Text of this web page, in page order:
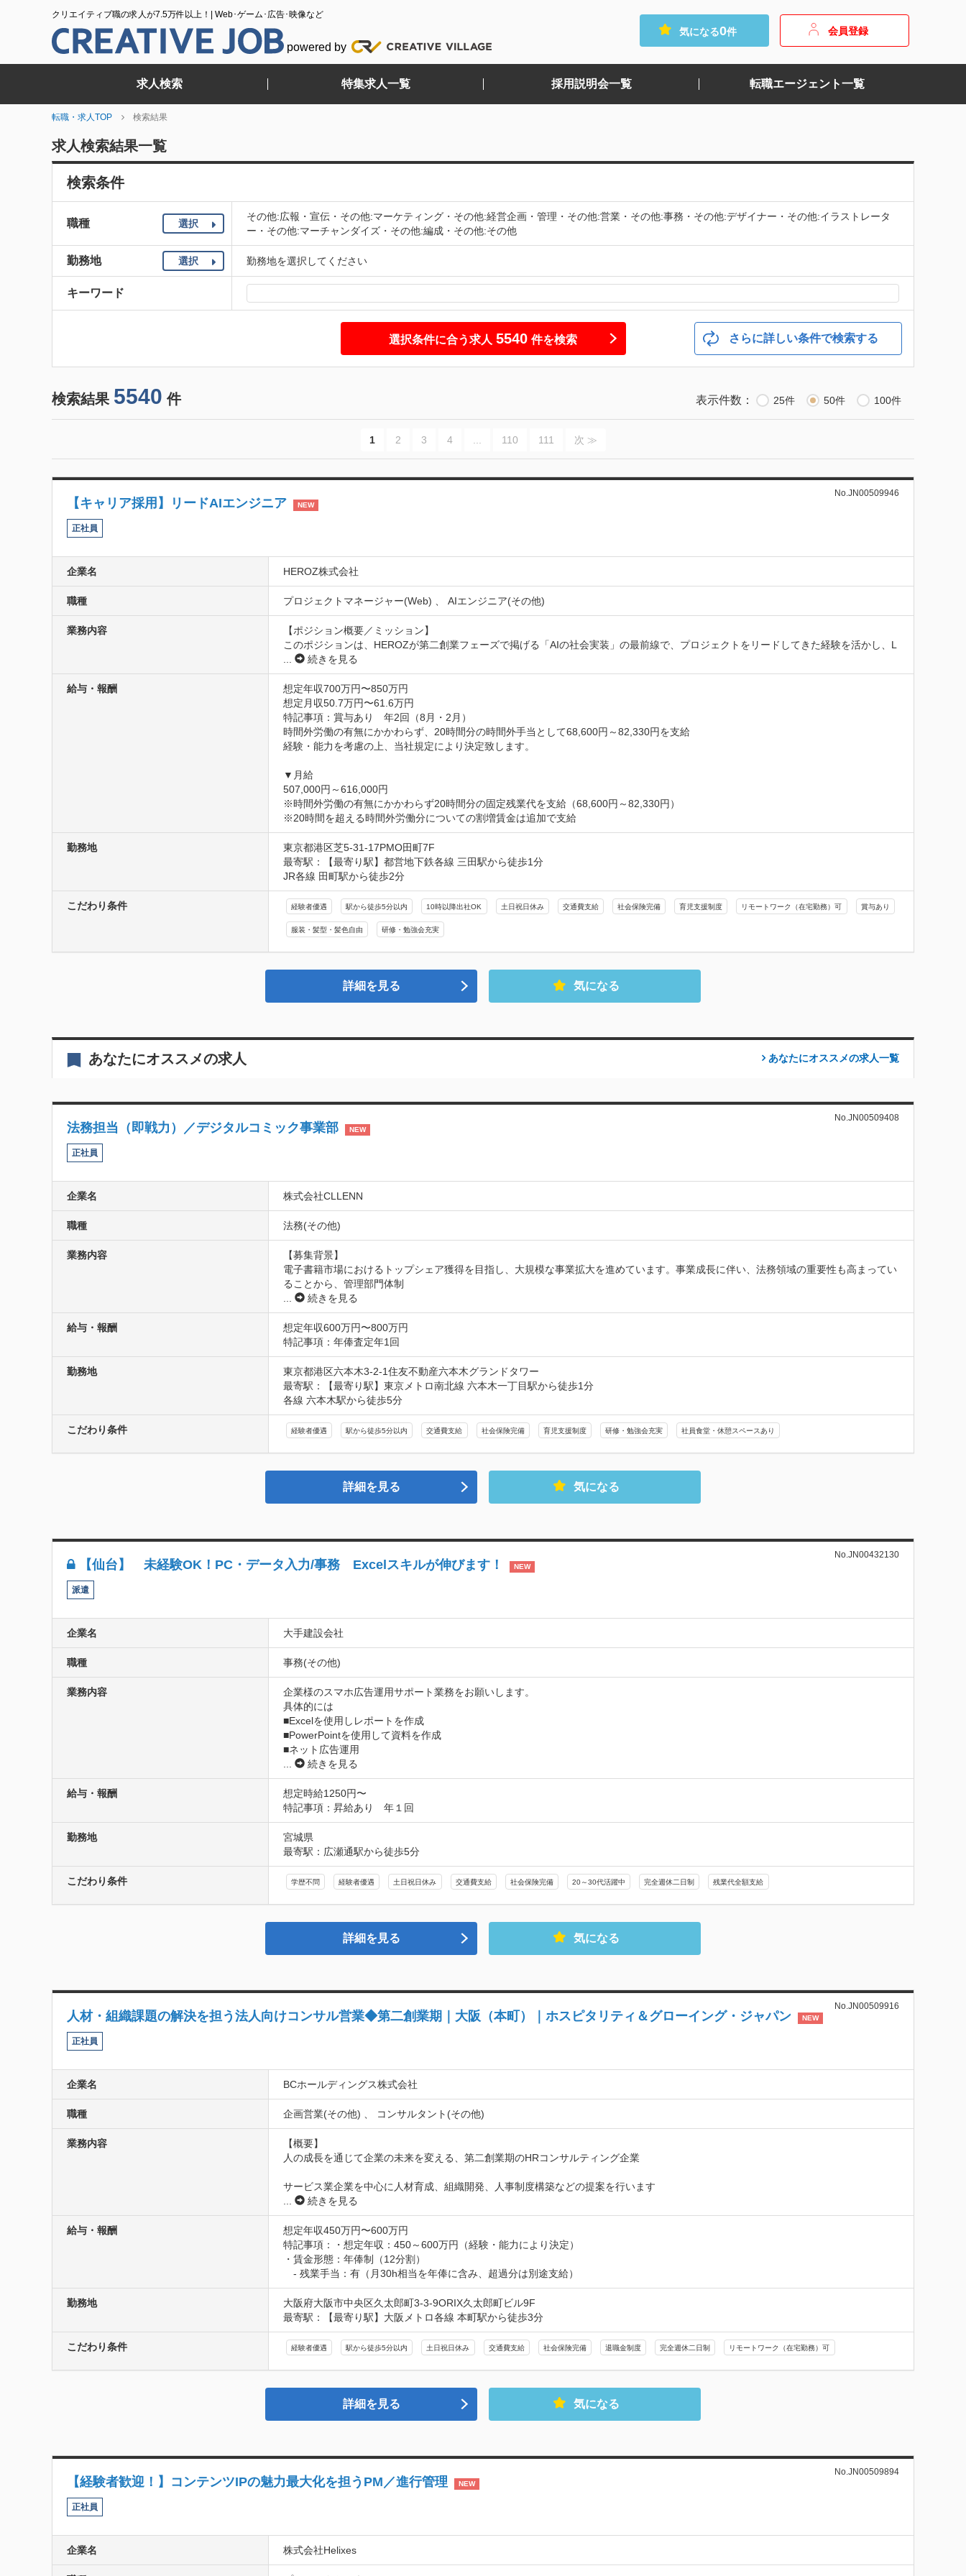
クリエイティブ職の求人が7.5万件以上！| Web･ゲーム･広告･映像など
powered by
気になる0件 会員登録
求人検索 特集求人一覧 採用説明会一覧 転職エージェント一覧
転職・求人TOP 検索結果
求人検索結果一覧
検索条件
職種 選択
その他:広報・宣伝・その他:マーケティング・その他:経営企画・管理・その他:営業・その他:事務・その他:デザイナー・その他:イラストレータ
ー・その他:マーチャンダイズ・その他:編成・その他:その他
勤務地 選択 勤務地を選択してください
キーワード
さらに詳しい条件で検索する
選択条件に合う求人 5540 件を検索
検索結果 5540 件 表示件数： 25件 50件 100件
1 2 3 4 110 111 次 ≫
【キャリア採用】リードAIエンジニア
No.JN00509946
NEW
正社員
企業名 HEROZ株式会社
職種 プロジェクトマネージャー(Web) 、 AIエンジニア(その他)
業務内容
【ポジション概要／ミッション】
このポジションは、HEROZが第二創業フェーズで掲げる「AIの社会実装」の最前線で、プロジェクトをリードしてきた経験を活かし、L
続きを見る
給与・報酬
想定年収700万円〜850万円
想定月収50.7万円〜61.6万円
特記事項：賞与あり　年2回（8月・2月）
時間外労働の有無にかかわらず、20時間分の時間外手当として68,600円～82,330円を支給
経験・能力を考慮の上、当社規定により決定致します。
▼月給
507,000円～616,000円
※時間外労働の有無にかかわらず20時間分の固定残業代を支給（68,600円～82,330円）
※20時間を超える時間外労働分についての割増賃金は追加で支給
勤務地
東京都港区芝5-31-17PMO田町7F
最寄駅：【最寄り駅】都営地下鉄各線 三田駅から徒歩1分
JR各線 田町駅から徒歩2分
こだわり条件 経験者優遇 駅から徒歩5分以内 10時以降出社OK 土日祝日休み 交通費支給 社会保険完備 育児支援制度 リモートワーク（在宅勤務）可 賞与あり
服装・髪型・髪色自由 研修・勉強会充実
詳細を見る 気になる
あなたにオススメの求人 あなたにオススメの求人一覧
法務担当（即戦力）／デジタルコミック事業部
No.JN00509408
NEW
正社員
企業名 株式会社CLLENN
職種 法務(その他)
業務内容
【募集背景】
電子書籍市場におけるトップシェア獲得を目指し、大規模な事業拡大を進めています。事業成長に伴い、法務領域の重要性も高まってい
ることから、管理部門体制
続きを見る
給与・報酬
想定年収600万円〜800万円
特記事項：年俸査定年1回
勤務地
東京都港区六本木3-2-1住友不動産六本木グランドタワー
最寄駅：【最寄り駅】東京メトロ南北線 六本木一丁目駅から徒歩1分
各線 六本木駅から徒歩5分
こだわり条件 経験者優遇 駅から徒歩5分以内 交通費支給 社会保険完備 育児支援制度 研修・勉強会充実 社員食堂・休憩スペースあり
詳細を見る 気になる
【仙台】 未経験OK！PC・データ入力/事務 Excelスキルが伸びます！
No.JN00432130
NEW
派遣
企業名 大手建設会社
職種 事務(その他)
業務内容
企業様のスマホ広告運用サポート業務をお願いします。
具体的には
■Excelを使用しレポートを作成
■PowerPointを使用して資料を作成
■ネット広告運用
続きを見る
給与・報酬
想定時給1250円〜
特記事項：昇給あり　年１回
勤務地
宮城県
最寄駅：広瀬通駅から徒歩5分
こだわり条件 学歴不問 経験者優遇 土日祝日休み 交通費支給 社会保険完備 20～30代活躍中 完全週休二日制 残業代全額支給
詳細を見る 気になる
人材・組織課題の解決を担う法人向けコンサル営業◆第二創業期｜大阪（本町）｜ホスピタリティ＆グローイング・ジャパン
No.JN00509916
NEW
正社員
企業名 BCホールディングス株式会社
職種 企画営業(その他) 、 コンサルタント(その他)
業務内容
【概要】
人の成長を通じて企業の未来を変える、第二創業期のHRコンサルティング企業
サービス業企業を中心に人材育成、組織開発、人事制度構築などの提案を行います
続きを見る
給与・報酬
想定年収450万円〜600万円
特記事項：・想定年収：450～600万円（経験・能力により決定）
・賃金形態：年俸制（12分割）
- 残業手当：有（月30h相当を年俸に含み、超過分は別途支給）
勤務地
大阪府大阪市中央区久太郎町3-3-9ORIX久太郎町ビル9F
最寄駅：【最寄り駅】大阪メトロ各線 本町駅から徒歩3分
こだわり条件 経験者優遇 駅から徒歩5分以内 土日祝日休み 交通費支給 社会保険完備 退職金制度 完全週休二日制 リモートワーク（在宅勤務）可
詳細を見る 気になる
【経験者歓迎！】コンテンツIPの魅力最大化を担うPM／進行管理
No.JN00509894
NEW
正社員
企業名 株式会社Helixes